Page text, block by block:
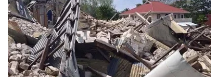
KÖZÉLET UTAZÁS
ÉLETMÓD DESIGN
BESZÉLGETÉSEK ARCOK
VIDEÓ TÖRTÉNETEK